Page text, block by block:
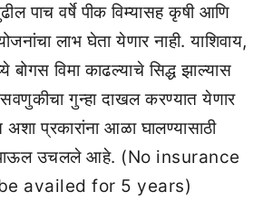
पाच वर्षे पीक विम्यासह कृषी आणि
लाभ घेता येणार नाही. याशिवाय,
बोगस विमा काढल्याचे सिद्ध झाल्यास
गुन्हा दाखल करण्यात येणार
प्रकारांना आळा घालण्यासाठी
पाऊल उचलले आहे. (No insurance
availed for 5 years)